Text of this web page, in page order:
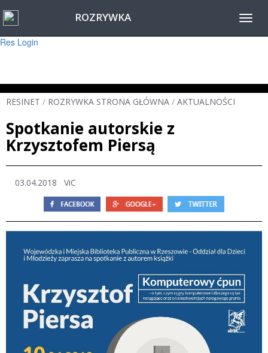
Warning
: session_start(): Failed to read session data: user (path: ) in
Res Login
ROZRYWKA
RESINET / ROZRYWKA STRONA GŁÓWNA / AKTUALNOŚCI
Spotkanie autorskie z
Krzysztofem Piersą
03.04.2018 ViC